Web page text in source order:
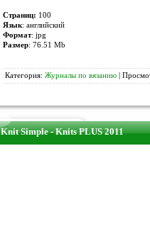
Страниц: 100
Язык: английский
Формат: jpg
Размер: 76.51 Mb
Категория: Журналы по вязанию |
Knit Simple - Knits PLUS 2011